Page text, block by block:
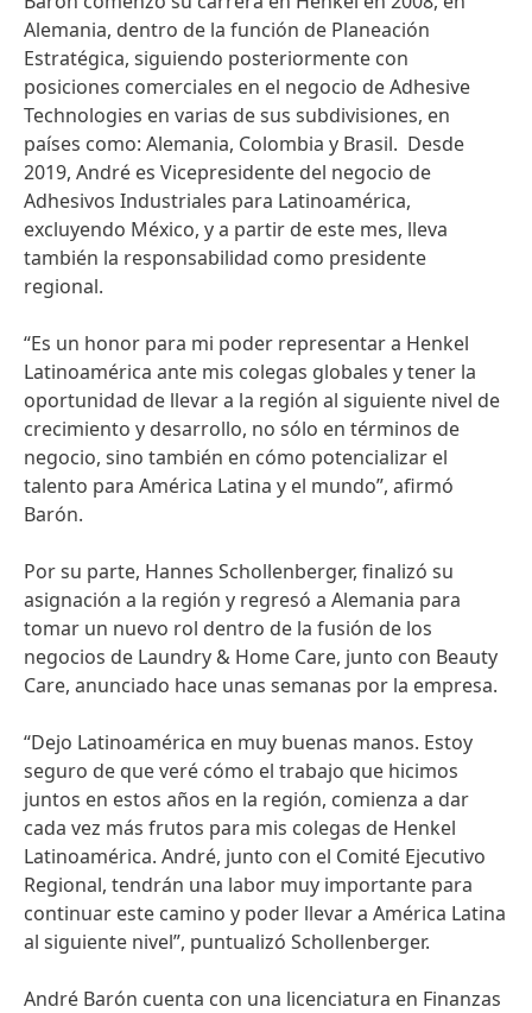
Alemania, dentro de la función de Planeación
Estratégica, siguiendo posteriormente con
posiciones comerciales en el negocio de Adhesive
Technologies en varias de sus subdivisiones, en
países como: Alemania, Colombia y Brasil. Desde
2019, André es Vicepresidente del negocio de
Adhesivos Industriales para Latinoamérica,
excluyendo México, y a partir de este mes, lleva
también la responsabilidad como presidente
regional.
“Es un honor para mi poder representar a Henkel
Latinoamérica ante mis colegas globales y tener la
oportunidad de llevar a la región al siguiente nivel de
crecimiento y desarrollo, no sólo en términos de
negocio, sino también en cómo potencializar el
talento para América Latina y el mundo”, afirmó
Barón.
Por su parte, Hannes Schollenberger, finalizó su
asignación a la región y regresó a Alemania para
tomar un nuevo rol dentro de la fusión de los
negocios de Laundry & Home Care, junto con Beauty
Care, anunciado hace unas semanas por la empresa.
“Dejo Latinoamérica en muy buenas manos. Estoy
seguro de que veré cómo el trabajo que hicimos
juntos en estos años en la región, comienza a dar
cada vez más frutos para mis colegas de Henkel
Latinoamérica. André, junto con el Comité Ejecutivo
Regional, tendrán una labor muy importante para
continuar este camino y poder llevar a América Latina
al siguiente nivel”, puntualizó Schollenberger.
André Barón cuenta con una licenciatura en Finanzas